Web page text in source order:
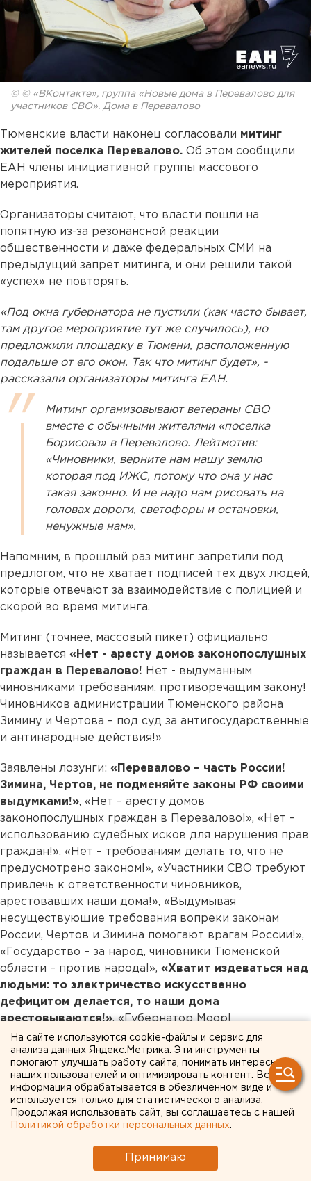
© © «ВКонтакте», группа «Новые дома в Перевалово для
участников СВО». Дома в Перевалово
Тюменские власти наконец согласовали митинг
жителей поселка Перевалово. Об этом сообщили
ЕАН члены инициативной группы массового
мероприятия.
Организаторы считают, что власти пошли на
попятную из-за резонансной реакции
общественности и даже федеральных СМИ на
предыдущий запрет митинга, и они решили такой
«успех» не повторять.
«Под окна губернатора не пустили (как часто бывает,
там другое мероприятие тут же случилось), но
предложили площадку в Тюмени, расположенную
подальше от его окон. Так что митинг будет», -
рассказали организаторы митинга ЕАН.
Митинг организовывают ветераны СВО
вместе с обычными жителями «поселка
Борисова» в Перевалово. Лейтмотив:
«Чиновники, верните нам нашу землю
которая под ИЖС, потому что она у нас
такая законно. И не надо нам рисовать на
головах дороги, светофоры и остановки,
ненужные нам».
Напомним, в прошлый раз митинг запретили под
предлогом, что не хватает подписей тех двух людей,
которые отвечают за взаимодействие с полицией и
скорой во время митинга.
Митинг (точнее, массовый пикет) официально
называется «Нет - аресту домов законопослушных
граждан в Перевалово! Нет - выдуманным
чиновниками требованиям, противоречащим закону!
Чиновников администрации Тюменского района
Зимину и Чертова – под суд за антигосударственные
и антинародные действия!»
Заявлены лозунги: «Перевалово – часть России!
Зимина, Чертов, не подменяйте законы РФ своими
выдумками!», «Нет – аресту домов
законопослушных граждан в Перевалово!», «Нет –
использованию судебных исков для нарушения прав
граждан!», «Нет – требованиям делать то, что не
предусмотрено законом!», «Участники СВО требуют
привлечь к ответственности чиновников,
арестовавших наши дома!», «Выдумывая
несуществующие требования вопреки законам
России, Чертов и Зимина помогают врагам России!»,
«Государство – за народ, чиновники Тюменской
области – против народа!», «Хватит издеваться над
людьми: то электричество искусственно
дефицитом делается, то наши дома
арестовываются!», «Губернатор Моор!
Приструните зарвавшихся чиновников!», «Страна в
шоке от действий Зиминой, а у нас еще и дома под
арестом оказались!», «Требуем встречи
инициативной группы с губернатором!»
В беседе с ЕАН жители Перевалово говорят, что не
верят администрации, так как неоднократно
уличали ее во лжи. Тем более, что глава Тюменского
района Ольга Зимина вообще заявила, что знает, что
На сайте используются cookie-файлы и сервис для
анализа данных Яндекс.Метрика. Эти инструменты
помогают улучшать работу сайта, понимать интересы
наших пользователей и оптимизировать контент. Вся
информация обрабатывается в обезличенном виде и
используется только для статистического анализа.
Продолжая использовать сайт, вы соглашаетесь с нашей
Политикой обработки персональных данных
Принимаю